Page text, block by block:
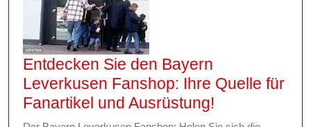
Entdecken Sie den Bayern
Leverkusen Fanshop: Ihre Quelle für
Fanartikel und Ausrüstung!
Sie